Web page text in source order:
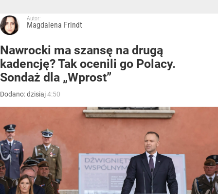
Autor:
Magdalena Frindt
Nawrocki ma szansę na drugą
kadencję? Tak ocenili go Polacy.
Sondaż dla „Wprost”
Dodano:dzisiaj4:50